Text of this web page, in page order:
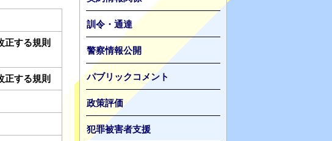
正する規則
正する規則
訓令・通達
警察情報公開
パブリックコメント
政策評価
犯罪被害者支援